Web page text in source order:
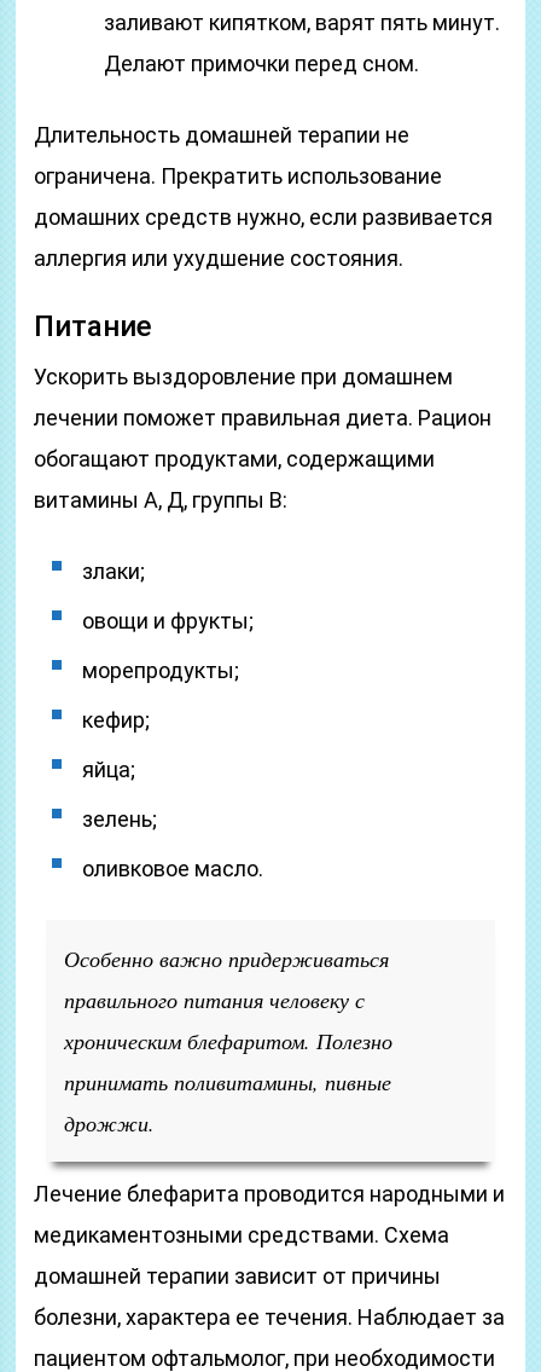
заливают кипятком, варят пять минут.
Делают примочки перед сном.
Длительность домашней терапии не
ограничена. Прекратить использование
домашних средств нужно, если развивается
аллергия или ухудшение состояния.
Питание
Ускорить выздоровление при домашнем
лечении поможет правильная диета. Рацион
обогащают продуктами, содержащими
витамины А, Д, группы В:
злаки;
овощи и фрукты;
морепродукты;
кефир;
яйца;
зелень;
оливковое масло.
Особенно важно придерживаться
правильного питания человеку с
хроническим блефаритом. Полезно
принимать поливитамины, пивные
дрожжи.
Лечение блефарита проводится народными и
медикаментозными средствами. Схема
домашней терапии зависит от причины
болезни, характера ее течения. Наблюдает за
пациентом офтальмолог, при необходимости